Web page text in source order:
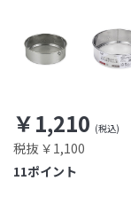
￥1,210
税抜 ￥1,100
ポイント
11